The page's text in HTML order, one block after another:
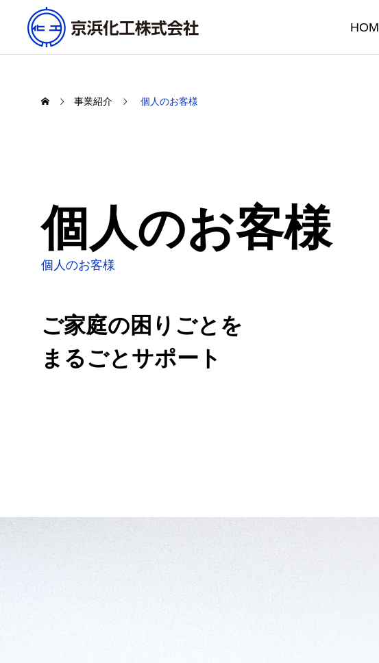
事業紹介 個人のお客様
個人のお客様
個人のお客様
ご家庭の困りごとを
まるごとサポート